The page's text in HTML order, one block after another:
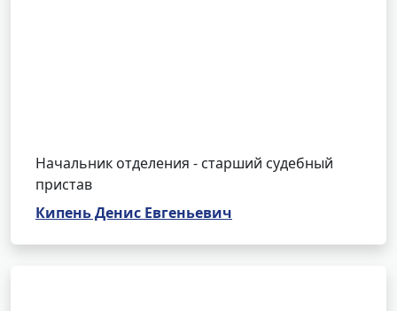
Начальник отделения - старший судебный
пристав
Кипень Денис Евгеньевич